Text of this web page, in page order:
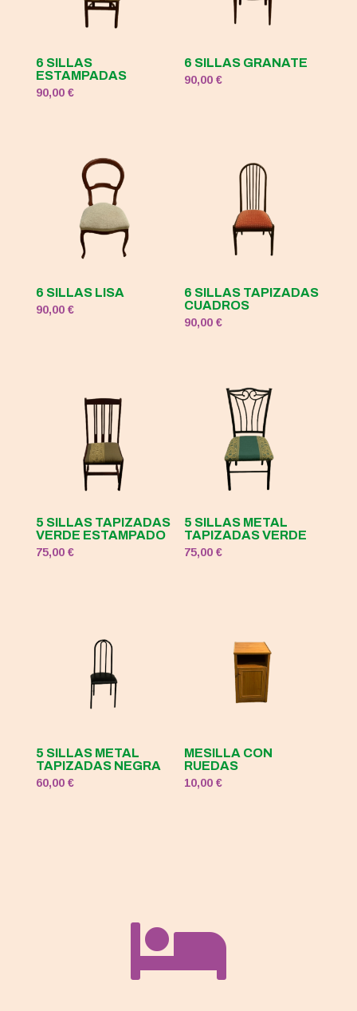
6 SILLAS
ESTAMPADAS
90,00 €
6 SILLAS GRANATE
90,00€
6 SILLAS LISA
90,00 €
6 SILLAS TAPIZADAS
CUADROS
90,00€
5 SILLAS TAPIZADAS
VERDE ESTAMPADO
75,00 €
5 SILLAS METAL
TAPIZADAS VERDE
75,00€
5 SILLAS METAL
TAPIZADAS NEGRA
60,00 €
MESILLA CON
RUEDAS
10,00€
